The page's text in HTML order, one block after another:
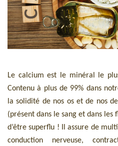
Le calcium est le minéral le
Contenu à plus de 99% dans
la solidité de nos os et de nos
(présent dans le sang et dans
d’être superflu ! Il assure de
conduction nerveuse,